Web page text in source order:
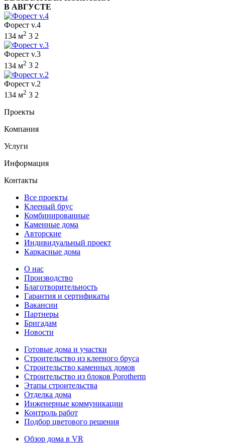
В АВГУСТЕ
Форест v.4
134 м2 3 2
Форест v.3
134 м2 3 2
Форест v.2
134 м2 3 2
Проекты
Компания
Услуги
Информация
Контакты
Все проекты
Клееный брус
Комбинированные
Каменные дома
Авторские
Индивидуальный проект
Каркасные дома
О нас
Производство
Благотворительность
Гарантия и сертификаты
Вакансии
Партнеры
Бригадам
Новости
Готовые дома и участки
Строительство из клееного бруса
Строительство каменных домов
Строительство из блоков Porotherm
Этапы строительства
Отделка дома
Инженерные коммуникации
Контроль работ
Подбор цветового решения
Обзор дома в VR